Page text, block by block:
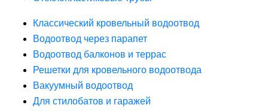
Классический кровельный водоотвод
Водоотвод через парапет
Водоотвод балконов и террас
Решетки для кровельного водоотвода
Вакуумный водоотвод
Для стилобатов и гаражей